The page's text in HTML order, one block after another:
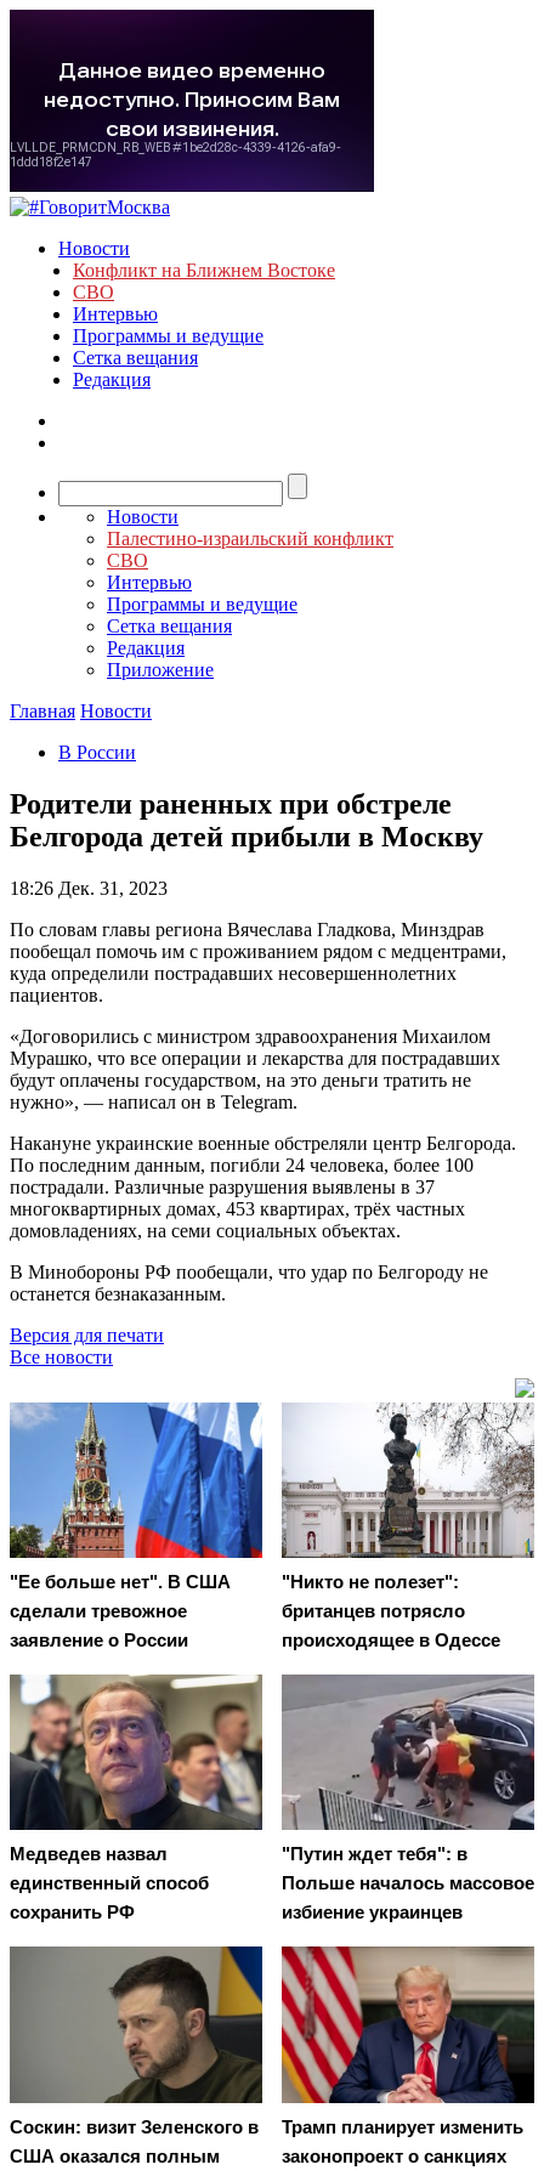
Новости
Конфликт на Ближнем Востоке
СВО
Интервью
Программы и ведущие
Сетка вещания
Редакция
Новости
Палестино-израильский конфликт
СВО
Интервью
Программы и ведущие
Сетка вещания
Редакция
Приложение
Главная Новости
В России
Родители раненных при обстреле
Белгорода детей прибыли в Москву
18:26 Дек. 31, 2023
По словам главы региона Вячеслава Гладкова, Минздрав
пообещал помочь им с проживанием рядом с медцентрами,
куда определили пострадавших несовершеннолетних
пациентов.
«Договорились с министром здравоохранения Михаилом
Мурашко, что все операции и лекарства для пострадавших
будут оплачены государством, на это деньги тратить не
нужно», — написал он в Telegram.
Накануне украинские военные обстреляли центр Белгорода.
По последним данным, погибли 24 человека, более 100
пострадали. Различные разрушения выявлены в 37
многоквартирных домах, 453 квартирах, трёх частных
домовладениях, на семи социальных объектах.
В Минобороны РФ пообещали, что удар по Белгороду не
останется безнаказанным.
Версия для печати
Все новости
"Ее больше нет". В США
сделали тревожное
заявление о России
"Никто не полезет":
британцев потрясло
происходящее в Одессе
Медведев назвал
единственный способ
сохранить РФ
"Путин ждет тебя": в
Польше началось массовое
избиение украинцев
Соскин: визит Зеленского в
США оказался полным
Трамп планирует изменить
законопроект о санкциях